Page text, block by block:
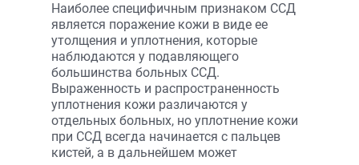
Наиболее специфичным признаком ССД
является поражение кожи в виде ее
утолщения и уплотнения, которые
наблюдаются у подавляющего
большинства больных ССД.
Выраженность и распространенность
уплотнения кожи различаются у
отдельных больных, но уплотнение кожи
при ССД всегда начинается с пальцев
кистей, а в дальнейшем может